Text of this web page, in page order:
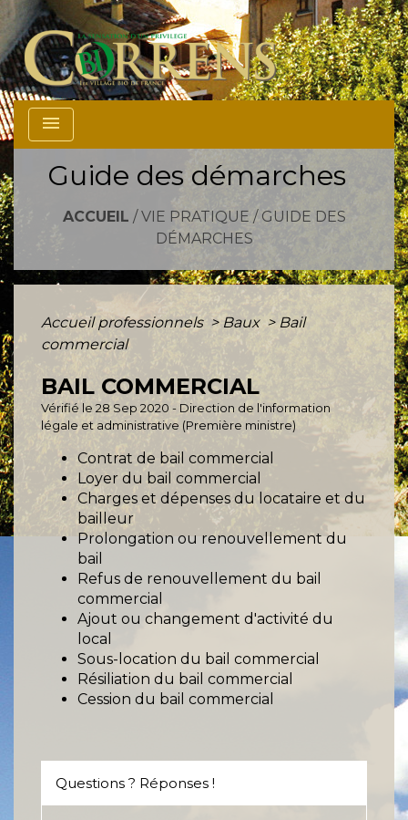
menu
Guide des démarches
ACCUEIL / VIE PRATIQUE / GUIDE DES
DÉMARCHES
Accueil professionnels > Baux > Bail
commercial
BAIL COMMERCIAL
Vérifié le 28 Sep 2020 - Direction de l'information
légale et administrative (Première ministre)
Contrat de bail commercial
Loyer du bail commercial
Charges et dépenses du locataire et du
bailleur
Prolongation ou renouvellement du
bail
Refus de renouvellement du bail
commercial
Ajout ou changement d'activité du
local
Sous-location du bail commercial
Résiliation du bail commercial
Cession du bail commercial
Questions ? Réponses !